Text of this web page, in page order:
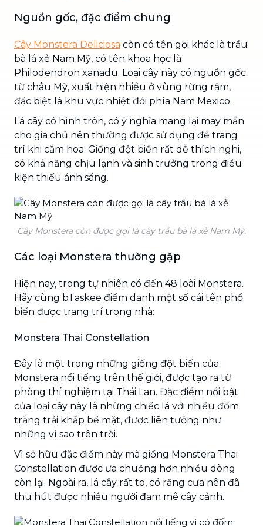
Nguồn gốc, đặc điểm chung
Cây Monstera Deliciosa còn có tên gọi khác là trầu
bà lá xẻ Nam Mỹ, có tên khoa học là
Philodendron xanadu. Loại cây này có nguồn gốc
từ châu Mỹ, xuất hiện nhiều ở vùng rừng rậm,
đặc biệt là khu vực nhiệt đới phía Nam Mexico.
Lá cây có hình tròn, có ý nghĩa mang lại may mắn
cho gia chủ nên thường được sử dụng để trang
trí khi cắm hoa. Giống đột biến rất dễ thích nghi,
có khả năng chịu lạnh và sinh trưởng trong điều
kiện thiếu ánh sáng.
Cây Monstera còn được gọi là cây trầu bà lá xẻ Nam Mỹ.
Các loại Monstera thường gặp
Hiện nay, trong tự nhiên có đến 48 loài Monstera.
Hãy cùng bTaskee điểm danh một số cái tên phổ
biến được trang trí trong nhà:
Monstera Thai Constellation
Đây là một trong những giống đột biến của
Monstera nổi tiếng trên thế giới, được tạo ra từ
phòng thí nghiệm tại Thái Lan. Đặc điểm nổi bật
của loại cây này là những chiếc lá với nhiều đốm
trắng trải khắp bề mặt, được liên tưởng như
những vì sao trên trời.
Vì sở hữu đặc điểm này mà giống Monstera Thai
Constellation được ưa chuộng hơn nhiều dòng
còn lại. Ngoài ra, lá cây rất to, có răng cưa nên đã
thu hút được nhiều người đam mê cây cảnh.